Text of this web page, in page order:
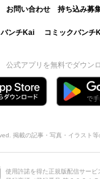
お問い合わせ 持ち込み募
ンチKai コミックバンチ
公式アプリを無料でダウン
掲載の記事・写真・イラスト等
使用許諾を得た正規版配信サービ